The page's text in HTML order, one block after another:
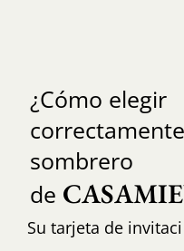
¿Cómo elegir
sombrero
de
Su tarjeta de invitaci